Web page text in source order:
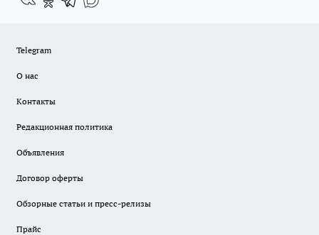
Telegram
О нас
Контакты
Редакционная политика
Объявления
Договор оферты
Обзорные статьи и пресс-релизы
Прайс